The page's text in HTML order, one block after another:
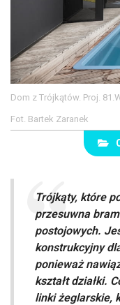
Dom z Trójkątów. Proj.
Fot. Bartek Zaranek
Trójkąty, które
przesuwna
postojowych.
konstrukcyjny
ponieważ
kształt działki.
linki żeglarskie,